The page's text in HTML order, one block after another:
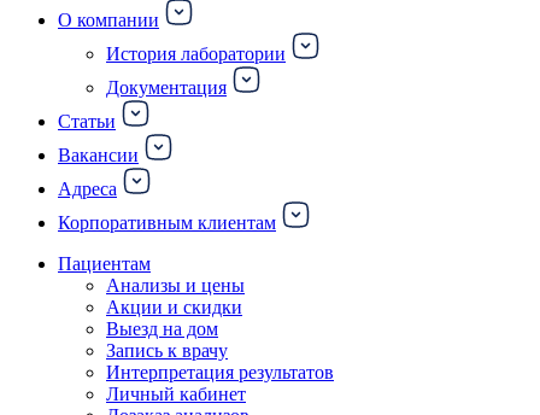
О компании
История лаборатории
Документация
Статьи
Вакансии
Адреса
Корпоративным клиентам
Пациентам
Анализы и цены
Акции и скидки
Выезд на дом
Запись к врачу
Интерпретация результатов
Личный кабинет